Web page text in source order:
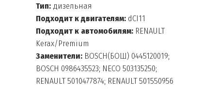
Тип: дизельная
Подходит к двигателям: dCI11
Подходит к автомобилям: RENAULT
Kerax/Premium
Заменители: BOSCH(БОШ) 0445120019;
BOSCH 0986435523; NECO 503135250;
RENAULT 5010477874; RENAULT 501550956